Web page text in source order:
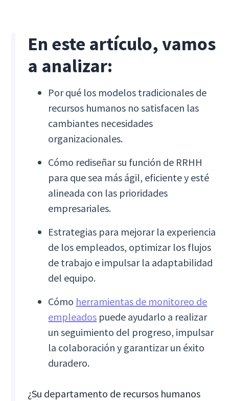
En este artículo, vamos
a analizar:
Por qué los modelos tradicionales de
recursos humanos no satisfacen las
cambiantes necesidades
organizacionales.
Cómo rediseñar su función de RRHH
para que sea más ágil, eficiente y esté
alineada con las prioridades
empresariales.
Estrategias para mejorar la experiencia
de los empleados, optimizar los flujos
de trabajo e impulsar la adaptabilidad
del equipo.
Cómo herramientas de monitoreo de
empleados puede ayudarlo a realizar
un seguimiento del progreso, impulsar
la colaboración y garantizar un éxito
duradero.
¿Su departamento de recursos humanos